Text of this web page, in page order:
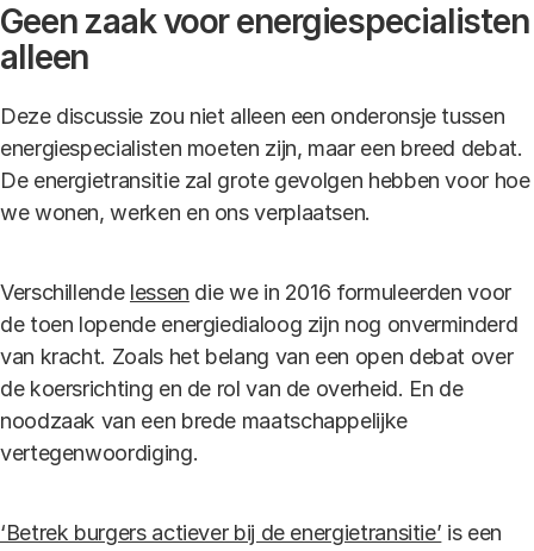
Geen zaak voor energiespecialisten
alleen
Deze discussie zou niet alleen een onderonsje tussen
energiespecialisten moeten zijn, maar een breed debat.
De energietransitie zal grote gevolgen hebben voor hoe
we wonen, werken en ons verplaatsen.
Verschillende lessen die we in 2016 formuleerden voor
de toen lopende energiedialoog zijn nog onverminderd
van kracht. Zoals het belang van een open debat over
de koersrichting en de rol van de overheid. En de
noodzaak van een brede maatschappelijke
vertegenwoordiging.
‘Betrek burgers actiever bij de energietransitie’ is een